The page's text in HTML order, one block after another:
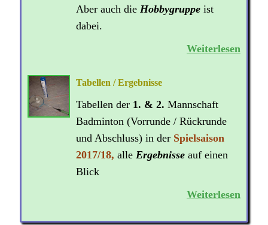
Aber auch dieHobbygruppe ist
dabei.
Weiterlesen
Tabellen / Ergebnisse
Tabellen der 1. & 2.Mannschaft
Badminton (Vorrunde / Rückrunde
und Abschluss) in der Spielsaison
2017/18,alleErgebnisse auf einen
Blick
Weiterlesen